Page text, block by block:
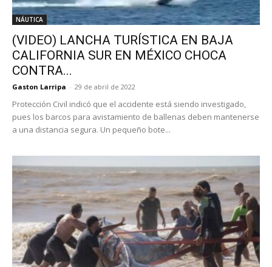
NÁUTICA
(VIDEO) LANCHA TURÍSTICA EN BAJA
CALIFORNIA SUR EN MÉXICO CHOCA
CONTRA...
Gaston Larripa - 29 de abril de 2022
Protección Civil indicó que el accidente está siendo investigado,
pues los barcos para avistamiento de ballenas deben mantenerse
a una distancia segura. Un pequeño bote...